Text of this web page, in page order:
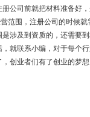
公司前就把材料准备好，
围，注册公司的时候就
涉及到资质的，还需要
就联系小编，对于每个行
业者们有了创业的梦